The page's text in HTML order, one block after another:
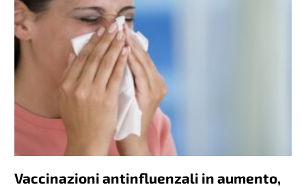
Vaccinazioni antinfluenzali in aumento,